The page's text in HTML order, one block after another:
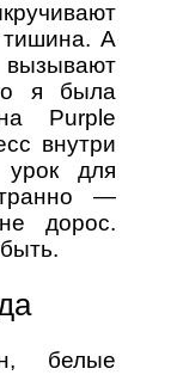
А
я была
Purple
внутри
для
—
дорос.
белые